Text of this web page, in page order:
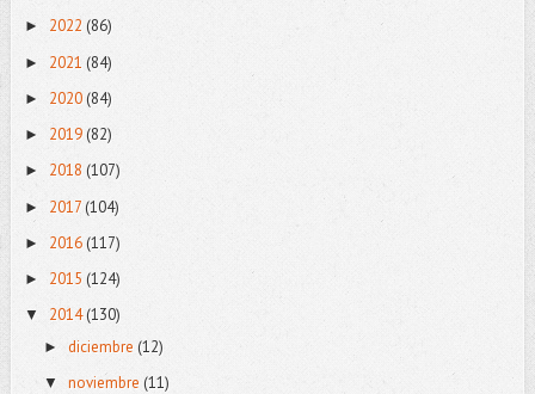
► 2022 (86)
► 2021 (84)
► 2020(84)
► 2019 (82)
► 2018 (107)
► 2017 (104)
► 2016(117)
► 2015 (124)
▼ 2014(130)
► diciembre (12)
▼ noviembre (11)